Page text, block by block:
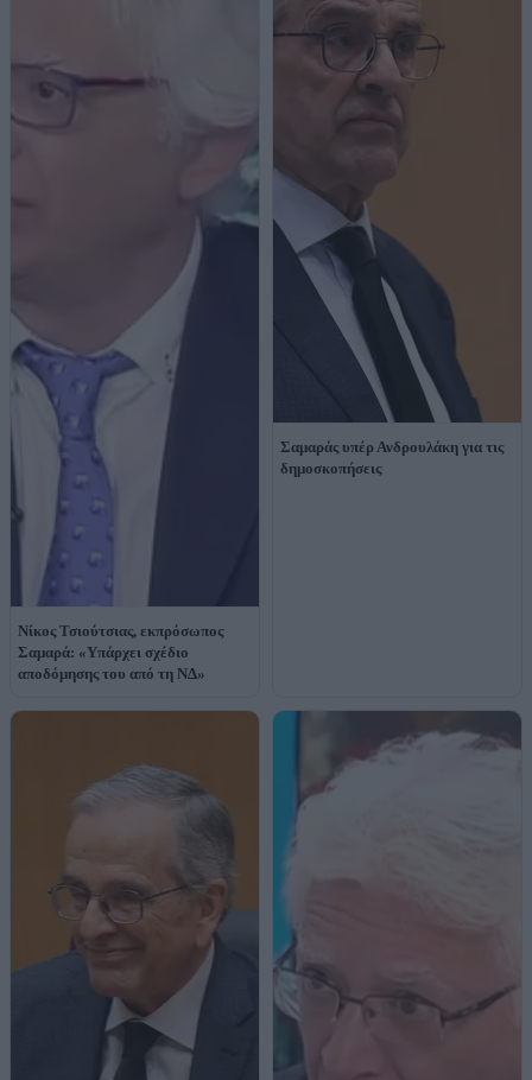
Νίκος Τσιούτσιας, εκπρόσωπος
Σαμαρά: «Υπάρχει σχέδιο
αποδόμησης του από τη ΝΔ»
Σαμαράς υπέρ Ανδρουλάκη για τις
δημοσκοπήσεις